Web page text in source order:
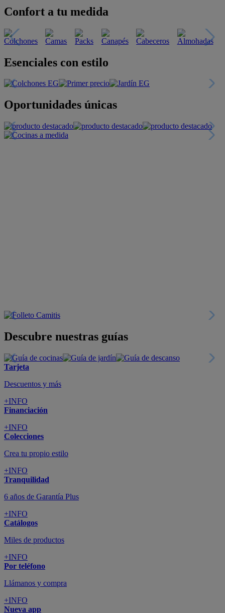
Confort a tu medida
Esenciales con estilo
Oportunidades únicas
Descubre nuestras guías
Tarjeta
Descuentos y más
+INFO
Financiación
+INFO
Colecciones
Crea tu propio estilo
+INFO
Tranquilidad
6 años de Garantía Plus
+INFO
Catálogos
Miles de productos
+INFO
Por teléfono
Llámanos y compra
+INFO
Nueva app